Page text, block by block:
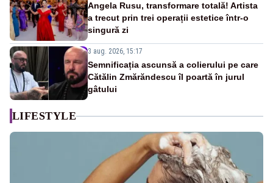
Angela Rusu, transformare totală! Artista
a trecut prin trei operații estetice într-o
singură zi
3 aug. 2026, 15:17
Semnificația ascunsă a colierului pe care
Cătălin Zmărăndescu îl poartă în jurul
gâtului
LIFESTYLE